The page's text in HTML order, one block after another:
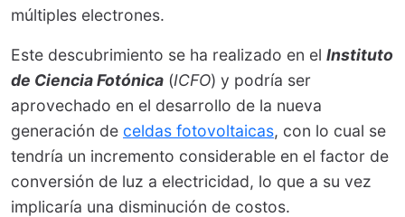
múltiples electrones.
Este descubrimiento se ha realizado en el Instituto
de Ciencia Fotónica (ICFO) y podría ser
aprovechado en el desarrollo de la nueva
generación de celdas fotovoltaicas, con lo cual se
tendría un incremento considerable en el factor de
conversión de luz a electricidad, lo que a su vez
implicaría una disminución de costos.